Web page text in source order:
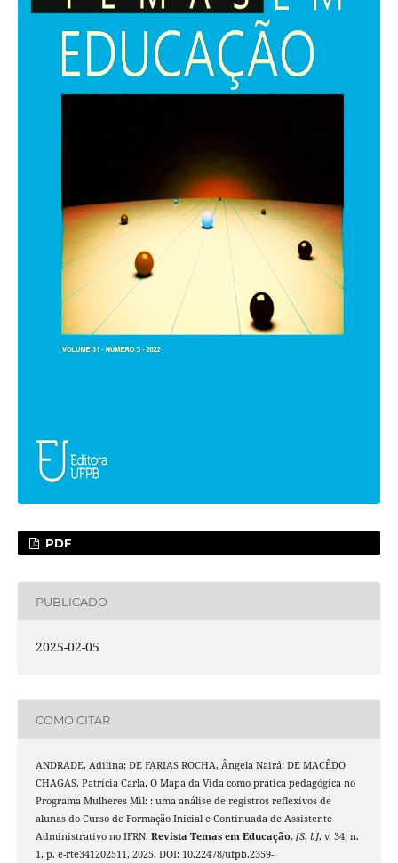
PDF
PUBLICADO
2025-02-05
COMO CITAR
ANDRADE, Adilina; DE FARIAS ROCHA, Ângela Nairá; DE MACÊDO
CHAGAS, Patrícia Carla. O Mapa da Vida como prática pedagógica no
Programa Mulheres Mil: : uma análise de registros reflexivos de
alunas do Curso de Formação Inicial e Continuada de Assistente
Administrativo no IFRN. Revista Temas em Educação, [S. l.], v. 34, n.
1, p. e-rte341202511, 2025. DOI: 10.22478/ufpb.2359-